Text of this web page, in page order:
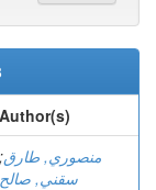
Author(s)
منصوري, طارق;
سقني, صالح